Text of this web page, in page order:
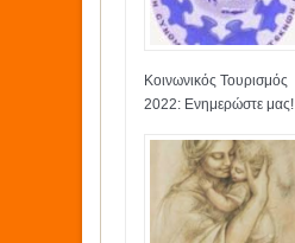
Κοινωνικός Τουρισμός
2022: Ενημερώστε μας!